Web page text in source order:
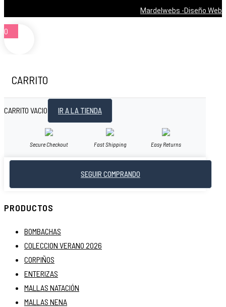
Mardelwebs -Diseño Web
0
CARRITO
CARRITO VACIO IR A LA TIENDA
Secure Checkout Fast Shipping Easy Returns
SEGUIR COMPRANDO
PRODUCTOS
BOMBACHAS
COLECCION VERANO 2026
CORPIÑOS
ENTERIZAS
MALLAS NATACIÓN
MALLAS NENA